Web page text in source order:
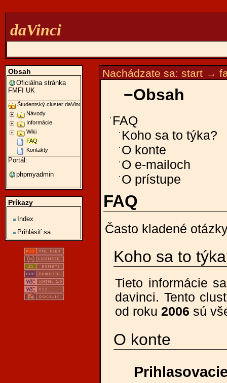
daVinci
Nachádzate sa:start →
−Obsah
FAQ
Koho sa to týka?
O konte
O e-mailoch
O prístupe
FAQ
Často kladené
Koho sa to
Tieto informácie
davinci. Tento
od roku2006 sú
O konte
Obsah
Oficiálna stránka
FMFI UK
Študentský cluster daVinci
Návody
Informácie
Wiki
FAQ
Kontakty
Portál:
phpmyadmin
Príkazy
Index
Prihlásiť sa